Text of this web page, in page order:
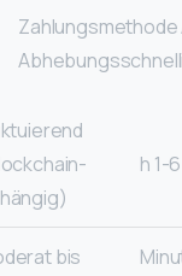
1-6 h
15
bis